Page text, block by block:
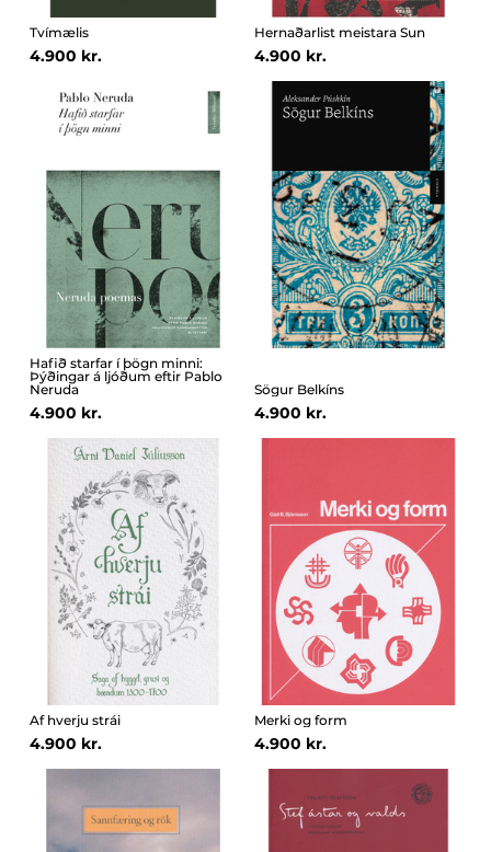
Tvímælis
4.900 kr.
Hernaðarlist meistara Sun
4.900 kr.
Hafið starfar í þögn minni:
Þýðingar á ljóðum eftir Pablo
Neruda
4.900 kr.
Sögur Belkíns
4.900 kr.
Af hverju strái
4.900 kr.
Merki og form
4.900 kr.